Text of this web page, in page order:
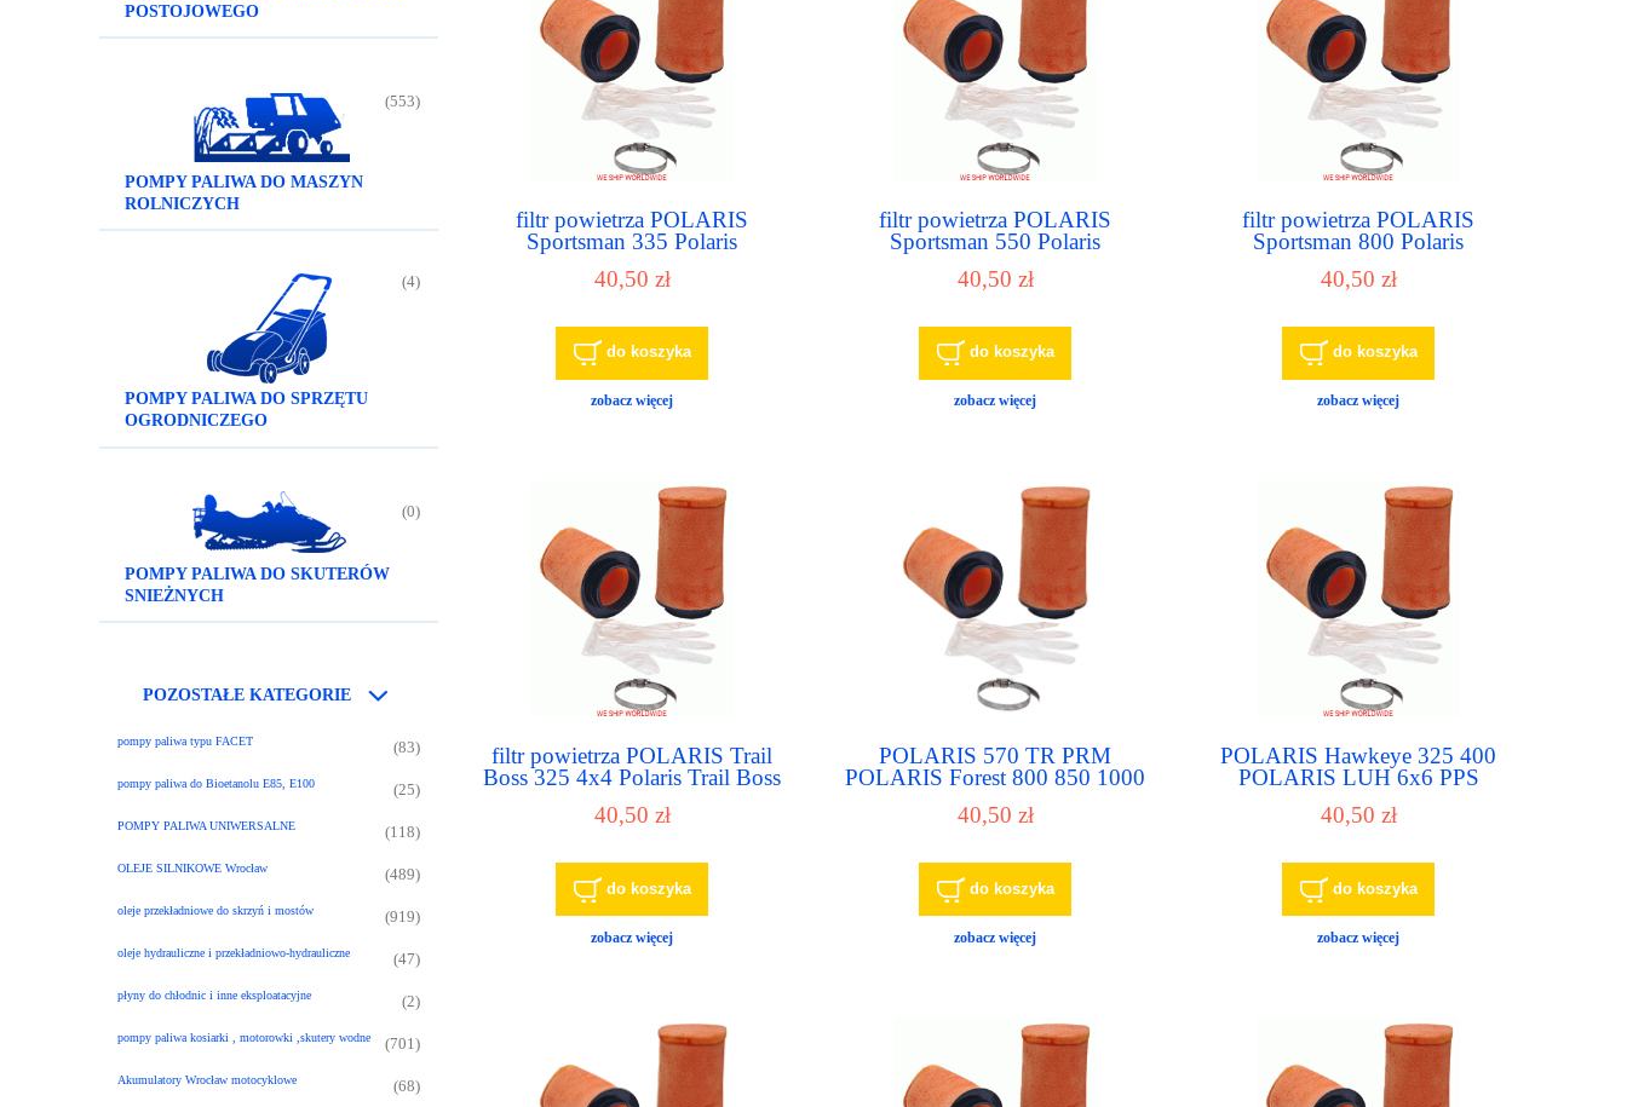
POSTOJOWEGO
POMPY PALIWA DO MASZYN
ROLNICZYCH
(553)
POMPY PALIWA DO SPRZĘTU
OGRODNICZEGO
(4)
POMPY PALIWA DO SKUTERÓW
SNIEŻNYCH
(0)
POZOSTAŁE KATEGORIE
pompy paliwa typu FACET (83)
pompy paliwa do Bioetanolu E85, E100 (25)
POMPY PALIWA UNIWERSALNE (118)
OLEJE SILNIKOWE Wrocław (489)
oleje przekładniowe do skrzyń i mostów (919)
oleje hydrauliczne i przekładniowo-hydrauliczne (47)
płyny do chłodnic i inne eksploatacyjne (2)
pompy paliwa kosiarki , motorowki ,skutery wodne (701)
Akumulatory Wrocław motocyklowe (68)
filtr powietrza POLARIS
Sportsman 335 Polaris
Sportsman 400 Polaris
Sportsman 450 Polaris
40,50 zł
do koszyka
zobacz więcej
filtr powietrza POLARIS
Sportsman 550 Polaris
Sportsman 570 Polaris
Sportsman 600 Twin Polaris
40,50 zł
do koszyka
zobacz więcej
filtr powietrza POLARIS
Sportsman 800 Polaris
Sportsman 850 Polaris
Sportsman Aces Polaris
40,50 zł
do koszyka
zobacz więcej
filtr powietrza POLARIS Trail
Boss 325 4x4 Polaris Trail Boss
40,50 zł
do koszyka
zobacz więcej
POLARIS 570 TR PRM
POLARIS Forest 800 850 1000
(EFI/EPS) filtr powietrza - air
40,50 zł
do koszyka
zobacz więcej
POLARIS Hawkeye 325 400
POLARIS LUH 6x6 PPS
425 500 filtr powietrza - air filter
40,50 zł
do koszyka
zobacz więcej